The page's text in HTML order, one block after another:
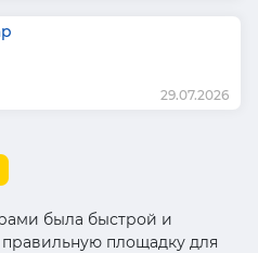
29.07.2026
была быстрой и
площадку для